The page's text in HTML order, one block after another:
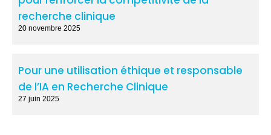
recherche clinique
20 novembre 2025
Pour une utilisation éthique et responsable
de l’IA en Recherche Clinique
27 juin 2025